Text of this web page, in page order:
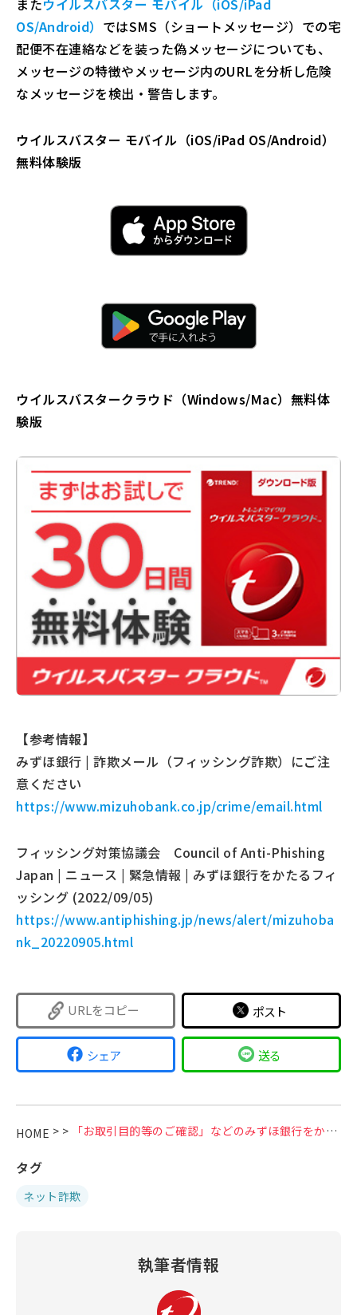
またウイルスバスター モバイル（iOS/iPad
OS/Android） ではSMS（ショートメッセージ）での宅
配便不在連絡などを装った偽メッセージについても、
メッセージの特徴やメッセージ内のURLを分析し危険
なメッセージを検出・警告します。
ウイルスバスター モバイル（iOS/iPad OS/Android）
無料体験版
ウイルスバスタークラウド（Windows/Mac）無料体
験版
【参考情報】
みずほ銀行 | 詐欺メール（フィッシング詐欺）にご注
意ください
https://www.mizuhobank.co.jp/crime/email.html
フィッシング対策協議会 Council of Anti-Phishing
Japan | ニュース | 緊急情報 | みずほ銀行をかたるフィ
ッシング (2022/09/05)
https://www.antiphishing.jp/news/alert/mizuhoba
nk_20220905.html
URLをコピー ポスト
シェア 送る
HOME > > 「お取引目的等のご確認」などのみずほ銀行をかたる偽メールにご注意ください
タグ
ネット詐欺
執筆者情報